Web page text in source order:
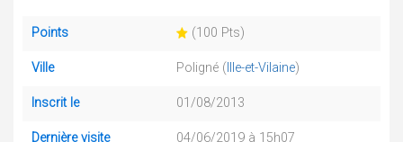
Points (100 Pts)
Ville Poligné ( Ille-et-Vilaine)
Inscrit le 01/08/2013
Dernière visite 04/06/2019 à 15h07